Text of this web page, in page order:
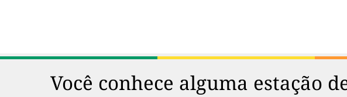
Você conhece alguma estação